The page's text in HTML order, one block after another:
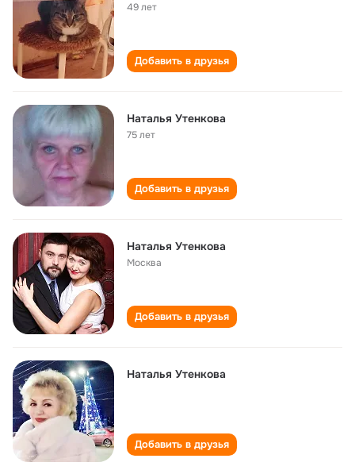
49 лет
Добавить в друзья
Наталья Утенкова
75 лет
Добавить в друзья
Наталья Утенкова
Москва
Добавить в друзья
Наталья Утенкова
Добавить в друзья